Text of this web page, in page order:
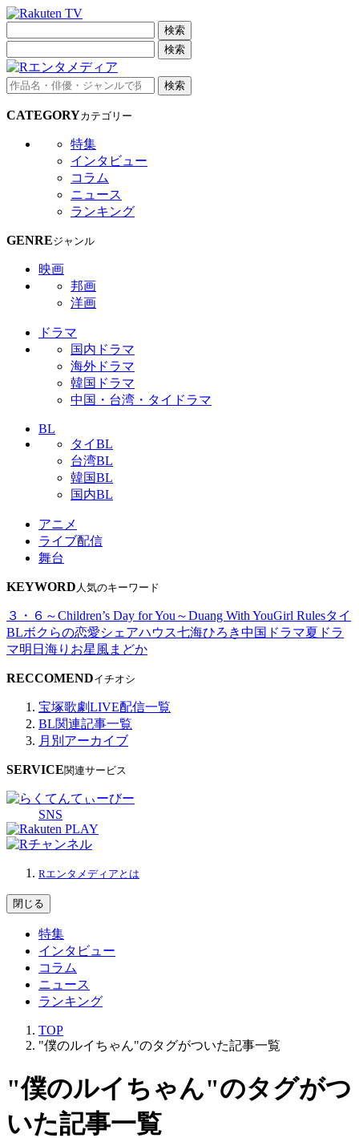
検索
検索
検索
CATEGORYカテゴリー
特集
インタビュー
コラム
ニュース
ランキング
GENREジャンル
映画
邦画
洋画
ドラマ
国内ドラマ
海外ドラマ
韓国ドラマ
中国・台湾・タイドラマ
BL
タイBL
台湾BL
韓国BL
国内BL
アニメ
ライブ配信
舞台
KEYWORD 人気のキーワード
３・６～Children’s Day for You～Duang With YouGirl Rulesタイ
BLボクらの恋愛シェアハウス七海ひろき中国ドラマ夏ドラ
マ明日海りお星風まどか
RECCOMENDイチオシ
宝塚歌劇LIVE配信一覧
BL関連記事一覧
月別アーカイブ
SERVICE関連サービス
SNS
Rエンタメディアとは
閉じる
特集
インタビュー
コラム
ニュース
ランキング
TOP
"僕のルイちゃん"のタグがついた記事一覧
"僕のルイちゃん"のタグがつ
いた記事一覧